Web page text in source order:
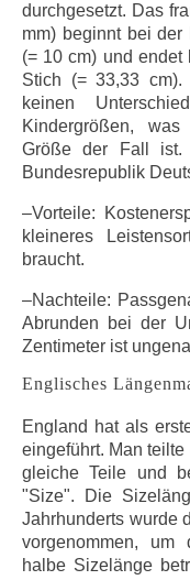
durchgesetzt. Das
mm) beginnt bei
(= 10 cm) und
Stich (= 33,33
keinen
Kindergrößen,
Größe der Fall
Bundesrepublik
–Vorteile:
kleineres
braucht.
–Nachteile:
Abrunden bei der
Zentimeter ist
Englisches
England hat als
eingeführt. Man
gleiche Teile und
"Size". Die
Jahrhunderts wurde
vorgenommen,
halbe Sizelänge